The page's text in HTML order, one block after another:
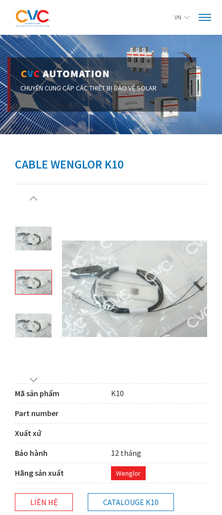
VN
CABLE WENGLOR K10
Mã sản phẩm
K10
Part number
Xuất xứ
Bảo hành
12 tháng
Hãng sản xuất
Wenglor
LIÊN HỆ CATALOUGE K10